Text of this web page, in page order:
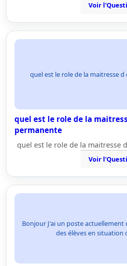
Voir
quel est le role de la maitresse
quel est le role de la
permanente
quel est le role de la maitresse
Voir
Bonjour J'ai un poste actuellement
des élèves en situation